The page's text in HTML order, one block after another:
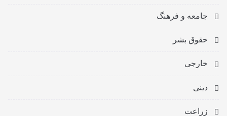
جامعه و فرهنگ
حقوق بشر
خارجی
دینی
زراعت